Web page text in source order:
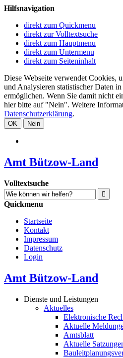
Hilfsnavigation
direkt zum Quickmenu
direkt zur Volltextsuche
direkt zum Hauptmenu
direkt zum Untermenu
direkt zum Seiteninhalt
Diese Webseite verwendet Cookies,
und Analysieren statistischer Daten
ermöglichen. Wenn Sie damit nicht
hier bitte auf "Nein". Weitere
Datenschutzerklärung.
OK Nein
Amt Bützow-Land
Volltextsuche
Quickmenu
Startseite
Kontakt
Impressum
Datenschutz
Login
Amt Bützow-Land
Dienste und Leistungen
Aktuelles
Elektronische
Aktuelle
Amtsblatt
Aktuelle